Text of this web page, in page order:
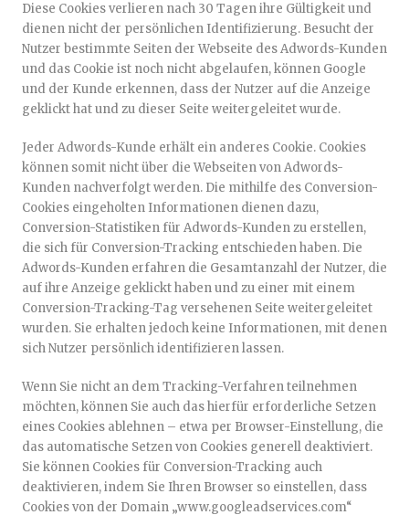
Diese Cookies verlieren nach 30 Tagen ihre Gültigkeit und
dienen nicht der persönlichen Identifizierung. Besucht der
Nutzer bestimmte Seiten der Webseite des Adwords-Kunden
und das Cookie ist noch nicht abgelaufen, können Google
und der Kunde erkennen, dass der Nutzer auf die Anzeige
geklickt hat und zu dieser Seite weitergeleitet wurde.
Jeder Adwords-Kunde erhält ein anderes Cookie. Cookies
können somit nicht über die Webseiten von Adwords-
Kunden nachverfolgt werden. Die mithilfe des Conversion-
Cookies eingeholten Informationen dienen dazu,
Conversion-Statistiken für Adwords-Kunden zu erstellen,
die sich für Conversion-Tracking entschieden haben. Die
Adwords-Kunden erfahren die Gesamtanzahl der Nutzer, die
auf ihre Anzeige geklickt haben und zu einer mit einem
Conversion-Tracking-Tag versehenen Seite weitergeleitet
wurden. Sie erhalten jedoch keine Informationen, mit denen
sich Nutzer persönlich identifizieren lassen.
Wenn Sie nicht an dem Tracking-Verfahren teilnehmen
möchten, können Sie auch das hierfür erforderliche Setzen
eines Cookies ablehnen – etwa per Browser-Einstellung, die
das automatische Setzen von Cookies generell deaktiviert.
Sie können Cookies für Conversion-Tracking auch
deaktivieren, indem Sie Ihren Browser so einstellen, dass
Cookies von der Domain „www.googleadservices.com“